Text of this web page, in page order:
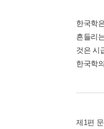
한국학
흔들리
것은 시
한국학
제1편